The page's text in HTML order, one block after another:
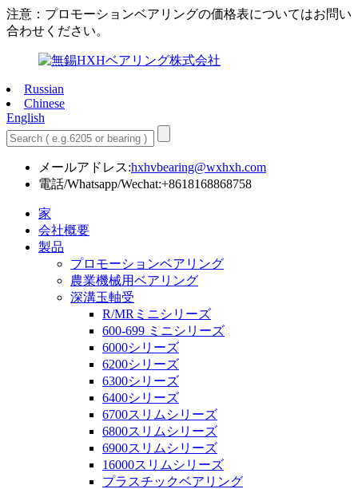
注意：プロモーションベアリングの価格表についてはお問い
合わせください。
Russian
Chinese
English
メールアドレス:hxhvbearing@wxhxh.com
電話/Whatsapp/Wechat:+8618168868758
家
会社概要
製品
プロモーションベアリング
農業機械用ベアリング
深溝玉軸受
R/MRミニシリーズ
600-699 ミニシリーズ
6000シリーズ
6200シリーズ
6300シリーズ
6400シリーズ
6700スリムシリーズ
6800スリムシリーズ
6900スリムシリーズ
16000スリムシリーズ
プラスチックベアリング